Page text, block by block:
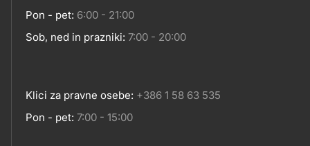
Pon - pet: 6:00 - 21:00
Sob, ned in prazniki: 7:00 - 20:00
Klici za pravne osebe: +386 1 58 63 535
Pon - pet: 7:00 - 15:00